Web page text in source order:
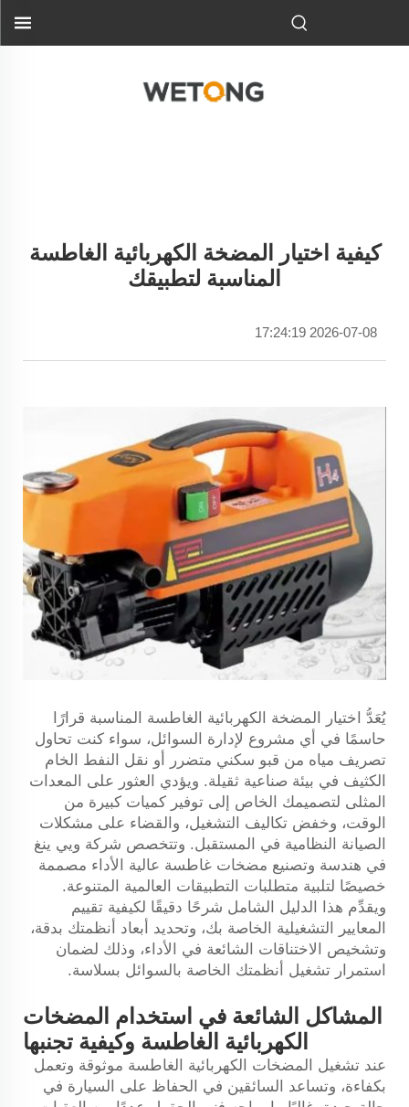
كيفية اختيار المضخة الكهربائية الغاطسة
المناسبة لتطبيقك
2026-07-08 17:24:19
يُعَدُّ اختيار المضخة الكهربائية الغاطسة المناسبة قرارًا
حاسمًا في أي مشروع لإدارة السوائل، سواء كنت تحاول
تصريف مياه من قبو سكني متضرر أو نقل النفط الخام
الكثيف في بيئة صناعية ثقيلة. ويؤدي العثور على المعدات
المثلى لتصميمك الخاص إلى توفير كميات كبيرة من
الوقت، وخفض تكاليف التشغيل، والقضاء على مشكلات
الصيانة النظامية في المستقبل. وتتخصص شركة ويي ينغ
في هندسة وتصنيع مضخات غاطسة عالية الأداء مصممة
خصيصًا لتلبية متطلبات التطبيقات العالمية المتنوعة.
ويقدِّم هذا الدليل الشامل شرحًا دقيقًا لكيفية تقييم
المعايير التشغيلية الخاصة بك، وتحديد أبعاد أنظمتك بدقة،
وتشخيص الاختناقات الشائعة في الأداء، وذلك لضمان
استمرار تشغيل أنظمتك الخاصة بالسوائل بسلاسة.
المشاكل الشائعة في استخدام المضخات
الكهربائية الغاطسة وكيفية تجنبها
عند تشغيل المضخات الكهربائية الغاطسة موثوقة وتعمل
بكفاءة، وتساعد السائقين في الحفاظ على السيارة في